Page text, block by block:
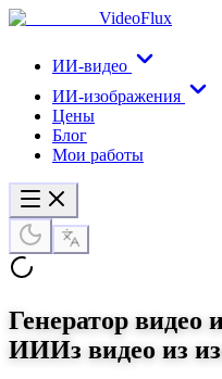
VideoFlux
ИИ-видео
ИИ-изображения
Цены
Блог
Мои работы
Генератор видео
ИИИз видео из